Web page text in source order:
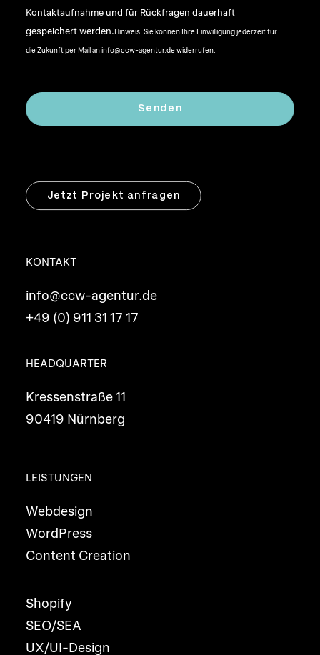
Kontaktaufnahme und für Rückfragen dauerhaft
gespeichert werden.Hinweis: Sie können Ihre Einwilligung jederzeit für
die Zukunft per Mail an info@ccw-agentur.de widerrufen.
Jetzt Projekt anfragen
KONTAKT
info@ccw-agentur.de
+49 (0) 911 31 17 17
HEADQUARTER
Kressenstraße 11
90419 Nürnberg
LEISTUNGEN
Webdesign
WordPress
Content Creation
Shopify
SEO/SEA
UX/UI-Design